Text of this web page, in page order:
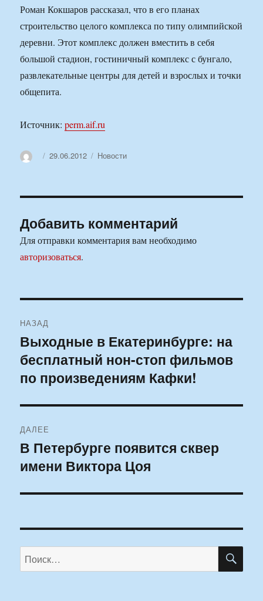
Роман Кокшаров рассказал, что в его планах
строительство целого комплекса по типу олимпийской
деревни. Этот комплекс должен вместить в себя
большой стадион, гостиничный комплекс с бунгало,
развлекательные центры для детей и взрослых и точки
общепита.
Источник:perm.aif.ru
АвторОпубликовано
29.06.2012 Рубрики
Новости
Добавить комментарий
Для отправки комментария вам необходимо
авторизоваться.
по
записям
НАЗАД
Предыдущая
запись:
Выходные в Екатеринбурге: на
бесплатный нон-стоп фильмов
по произведениям Кафки!
ДАЛЕЕ
Следующая
запись:
В Петербурге появится сквер
имени Виктора Цоя
Искать: